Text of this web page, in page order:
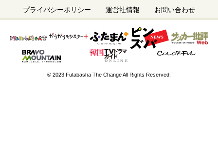
プライバシーポリシー 運営社情報 お問い合わせ
© 2023 Futabasha The Change All Rights Reserved.